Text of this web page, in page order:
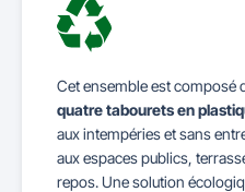
Cet ensemble est composé
quatre tabourets en
aux intempéries et sans
aux espaces publics,
repos. Une solution